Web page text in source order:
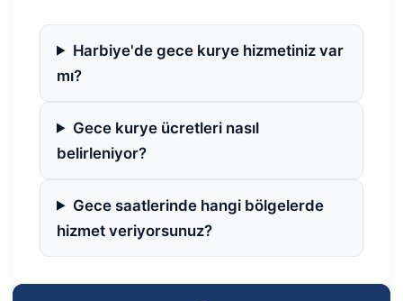
Harbiye'de gece kurye hizmetiniz var
mı?
Gece kurye ücretleri nasıl
belirleniyor?
Gece saatlerinde hangi bölgelerde
hizmet veriyorsunuz?